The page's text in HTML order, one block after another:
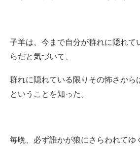
子羊は、今まで自分が群れに隠れて
らだと気づいて、
群れに隠れている限りその怖さから
ということを知った。
毎晩、必ず誰かが狼にさらわれてゆ